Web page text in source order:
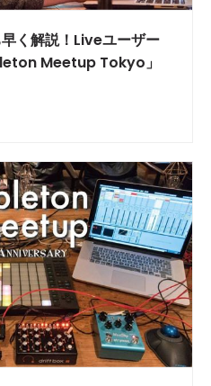
く解説！Liveユーザー
Meetup Tokyo」